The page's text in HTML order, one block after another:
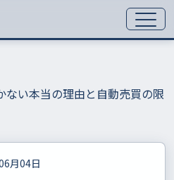
ない本当の理由と自動売買の限
月04日